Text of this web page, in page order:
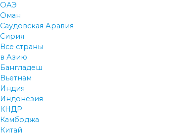
ОАЭ
Оман
Саудовская Аравия
Сирия
Все страны
в Азию
Бангладеш
Вьетнам
Индия
Индонезия
КНДР
Камбоджа
Китай